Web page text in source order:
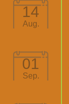
14
Aug.
01
Sep.